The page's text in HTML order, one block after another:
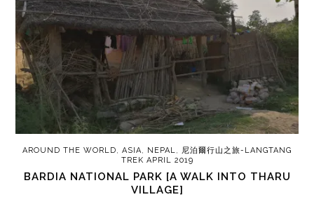
AROUND THE WORLD, ASIA, NEPAL, 尼泊爾行山之旅-LANGTANG
TREK APRIL 2019
BARDIA NATIONAL PARK [A WALK INTO THARU
VILLAGE]